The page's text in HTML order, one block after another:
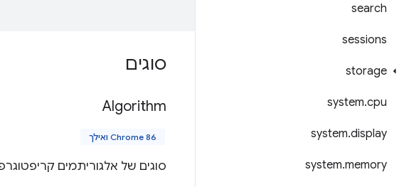
search
sessions
storage
system.cpu
system.display
system.memory
סוגים
Algorithm
Chrome 86 ואילך
סוגים של אלגוריתמים